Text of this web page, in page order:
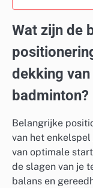
Wat zijn de
dekking
badminton?
Belangrijke
van het enkelspel
van optimale
de slagen van je
balans en